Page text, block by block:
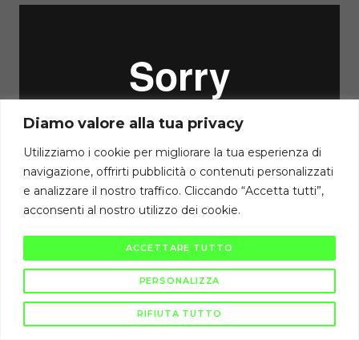
Diamo valore alla tua privacy
Utilizziamo i cookie per migliorare la tua esperienza di
navigazione, offrirti pubblicità o contenuti personalizzati
e analizzare il nostro traffico. Cliccando “Accetta tutti”,
acconsenti al nostro utilizzo dei cookie.
PERSONALIZZA
RIFIUTA TUTTO
ACCETTARE TUTTO
Diritti di autore riservati Cambiodicampo ©